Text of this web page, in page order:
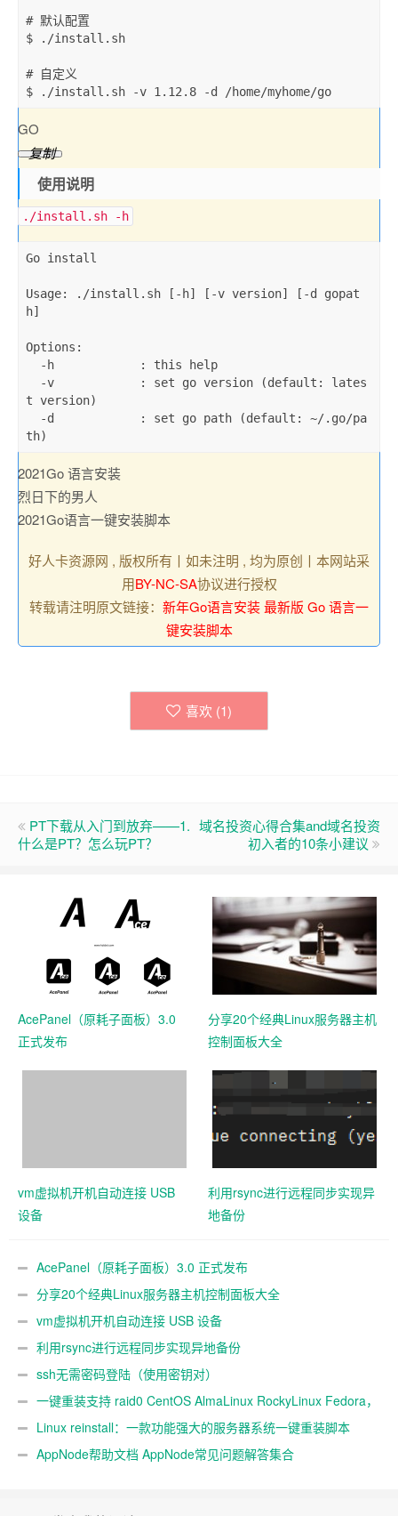
# 默认配置
$
. /install . sh
# 自定义
$
. /install . sh -v 1.12 .8 -d /home/myhome/go
GO
复制
使用说明
./install.sh -h
Go install
Usage: . /install . sh [ - h] [ -v version] [ -d gopat
h]
Options :
- h :
this help
-v : set go version (default :
lates
t version)
-d : set go path (default : ~/. go/pa
th)
2021Go 语言安装
烈日下的男人
2021Go语言一键安装脚本
好人卡资源网 , 版权所有丨如未注明 , 均为原创丨本网站采
用BY-NC-SA协议进行授权
转载请注明原文链接： 新年Go语言安装 最新版 Go 语言一
键安装脚本
喜欢 (1)
PT下载从入门到放弃——1.
什么是PT？怎么玩PT？
域名投资心得合集and域名投资
初入者的10条小建议
AcePanel（原耗子面板）3.0
正式发布
分享20个经典Linux服务器主机
控制面板大全
vm虚拟机开机自动连接 USB
设备
利用rsync进行远程同步实现异
地备份
AcePanel（原耗子面板）3.0 正式发布
分享20个经典Linux服务器主机控制面板大全
vm虚拟机开机自动连接 USB 设备
利用rsync进行远程同步实现异地备份
ssh无需密码登陆（使用密钥对）
一键重装支持 raid0 CentOS AlmaLinux RockyLinux Fedora，
不同系统互装
Linux reinstall：一款功能强大的服务器系统一键重装脚本
AppNode帮助文档 AppNode常见问题解答集合